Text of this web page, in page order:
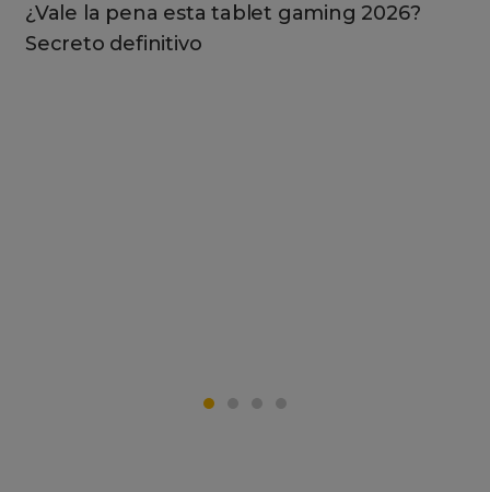
¿Vale la pena esta tablet gaming 2026?
Secreto definitivo